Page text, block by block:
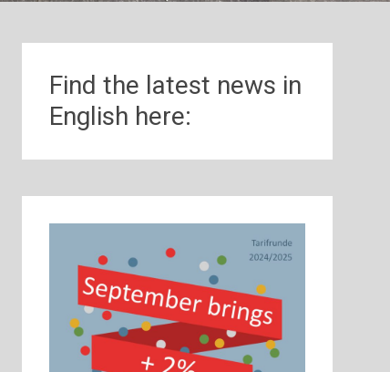
Find the latest news in
English here: